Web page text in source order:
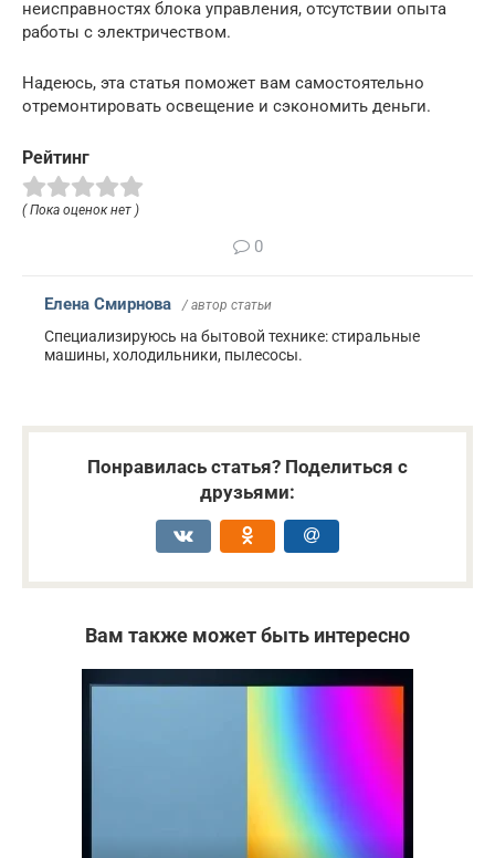
неисправностях блока управления, отсутствии опыта
работы с электричеством.
Надеюсь, эта статья поможет вам самостоятельно
отремонтировать освещение и сэкономить деньги.
Рейтинг
( Пока оценок нет )
0
Елена Смирнова / автор статьи
Специализируюсь на бытовой технике: стиральные
машины, холодильники, пылесосы.
Понравилась статья? Поделиться с
друзьями:
Вам также может быть интересно